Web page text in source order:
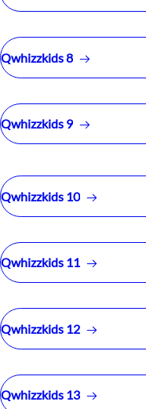
Qwhizzkids 8
Qwhizzkids 9
Qwhizzkids 10
Qwhizzkids 11
Qwhizzkids 12
Qwhizzkids 13